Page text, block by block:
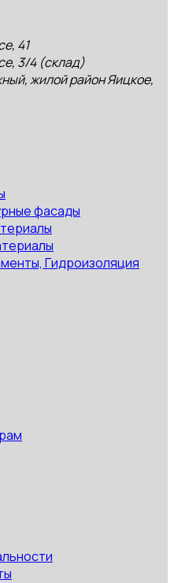
41
3/4 (склад)
жилой район Яицкое,
фасады
Гидроизоляция